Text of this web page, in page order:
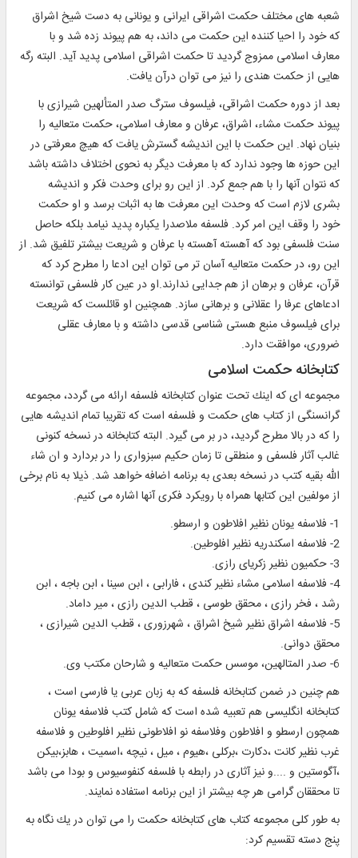
شعبه هاى مختلف حكمت اشراقى ايرانى و يونانى به دست شيخ اشراق
كه خود را احيا كننده اين حكمت مى داند، به هم پيوند زده شد و با
معارف اسلامى ممزوج گرديد تا حكمت اشراقى اسلامى پديد آيد. البته رگه
هايى از حكمت هندى را نيز مى توان درآن يافت.
بعد از دوره حكمت اشراقى، فيلسوف سترگ صدر المتألهين شيرازى با
پيوند حكمت مشاء، اشراق، عرفان و معارف اسلامى، حكمت متعاليه را
بنيان نهاد. اين حكمت با اين انديشه گسترش يافت كه هيچ معرفتى در
اين حوزه ها وجود ندارد كه با معرفت ديگر به نحوى اختلاف داشته باشد
كه نتوان آنها را با هم جمع كرد. از اين رو براى وحدت فكر و انديشه
بشرى لازم است كه وحدت اين معرفت ها به اثبات برسد و او حكمت
خود را وقف اين امر كرد. فلسفه ملاصدرا يكباره پديد نيامد بلكه حاصل
سنت فلسفى بود كه آهسته آهسته با عرفان و شريعت بيشتر تلفيق شد. از
اين رو، در حكمت متعاليه آسان تر مى توان اين ادعا را مطرح كرد كه
قرآن، عرفان و برهان از هم جدايى ندارند.او در عين كار فلسفى توانسته
ادعاهاى عرفا را عقلانى و برهانى سازد. همچنين او قائلست كه شريعت
براى فيلسوف منبع هستى شناسى قدسى داشته و با معارف عقلى
ضرورى، موافقت دارد.
كتابخانه حكمت اسلامى‏
مجموعه اى كه اينك تحت عنوان كتابخانه فلسفه ارائه مى گردد، مجموعه
گرانسنگى از كتاب هاى حكمت و فلسفه است كه تقريبا تمام انديشه هايى
را كه در بالا مطرح گرديد، در بر مى گيرد. البته كتابخانه در نسخه كنونى
غالب آثار فلسفى و منطقى تا زمان حكيم سبزوارى را در بردارد و ان شاء
الله بقيه كتب در نسخه بعدى به برنامه اضافه خواهد شد. ذيلا به نام برخى
از مولفين اين كتابها همراه با رويكرد فكرى آنها اشاره مى كنيم.
1- فلاسفه يونان نظير افلاطون و ارسطو.
2- فلاسفه اسكندريه نظير افلوطين.
3- حكميون نظير زكرياى رازى.
4- فلاسفه اسلامى مشاء نظير كندى ، فارابى ، ابن سينا ، ابن باجه ، ابن
رشد ، فخر رازى ، محقق طوسى ، قطب الدين رازى ، مير داماد.
5- فلاسفه اشراق نظير شيخ اشراق ، شهرزورى ، قطب الدين شيرازى ،
محقق دوانى.
6- صدر المتالهين، موسس حكمت متعاليه و شارحان مكتب وى.
هم چنين در ضمن كتابخانه فلسفه كه به زبان عربى يا فارسى است ،
كتابخانه انگليسى هم تعبيه شده است كه شامل كتب فلاسفه يونان
همچون ارسطو و افلاطون وفلاسفه نو افلاطونى نظير افلوطين و فلاسفه
غرب نظير كانت ،دكارت ،بركلى ،هيوم ، ميل ، نيچه ،اسميت ، هابز،بيكن
،آگوستين و ....و نيز آثارى در رابطه با فلسفه كنفوسيوس و بودا مى باشد
تا محققان گرامى هر چه بيشتر از اين برنامه استفاده نمايند.
به طور كلى مجموعه كتاب هاى كتابخانه حكمت را مى توان در يك نگاه به
پنج دسته تقسيم كرد: